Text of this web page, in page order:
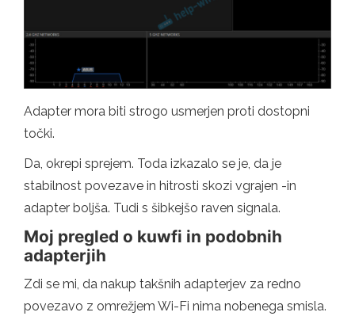
Adapter mora biti strogo usmerjen proti dostopni
točki.
Da, okrepi sprejem. Toda izkazalo se je, da je
stabilnost povezave in hitrosti skozi vgrajen -in
adapter boljša. Tudi s šibkejšo raven signala.
Moj pregled o kuwfi in podobnih
adapterjih
Zdi se mi, da nakup takšnih adapterjev za redno
povezavo z omrežjem Wi-Fi nima nobenega smisla.